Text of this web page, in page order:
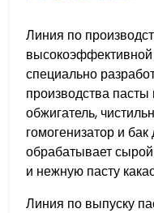
Линия по
высокоэффективной
специально
производства пасты
обжигатель,
гомогенизатор и
обрабатывает
и нежную пасту
Линия по выпуску